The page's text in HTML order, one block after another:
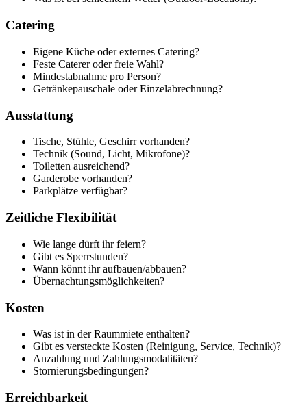
Catering
Eigene Küche oder externes Catering?
Feste Caterer oder freie Wahl?
Mindestabnahme pro Person?
Getränkepauschale oder Einzelabrechnung?
Ausstattung
Tische, Stühle, Geschirr vorhanden?
Technik (Sound, Licht, Mikrofone)?
Toiletten ausreichend?
Garderobe vorhanden?
Parkplätze verfügbar?
Zeitliche Flexibilität
Wie lange dürft ihr feiern?
Gibt es Sperrstunden?
Wann könnt ihr aufbauen/abbauen?
Übernachtungsmöglichkeiten?
Kosten
Was ist in der Raummiete enthalten?
Gibt es versteckte Kosten (Reinigung, Service, Technik)?
Anzahlung und Zahlungsmodalitäten?
Stornierungsbedingungen?
Erreichbarkeit